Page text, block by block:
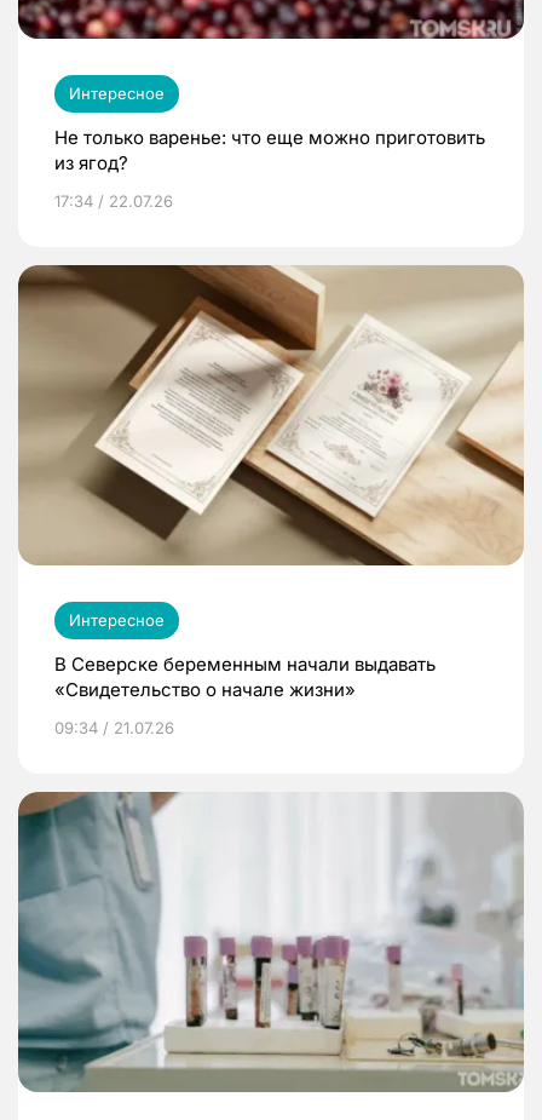
Интересное
Не только варенье: что еще можно приготовить
из ягод?
17:34 / 22.07.26
Интересное
В Северске беременным начали выдавать
«Свидетельство о начале жизни»
09:34 / 21.07.26